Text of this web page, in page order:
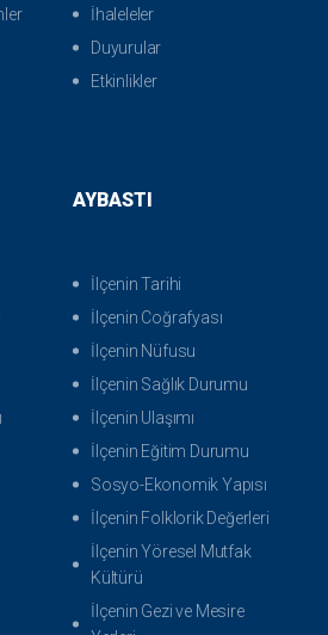
İhaleleler
Duyurular
Etkinlikler
AYBASTI
İlçenin Tarihi
İlçenin Coğrafyası
İlçenin Nüfusu
İlçenin Sağlık Durumu
İlçenin Ulaşımı
İlçenin Eğitim Durumu
Sosyo-Ekonomik Yapısı
İlçenin Folklorik Değerleri
İlçenin Yöresel Mutfak
Kültürü
İlçenin Gezi ve Mesire